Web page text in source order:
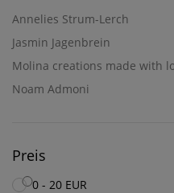
Annelies Strum-Lerch
Jasmin Jagenbrein
Molina creations made with
Noam Admoni
Preis
0 - 20 EUR